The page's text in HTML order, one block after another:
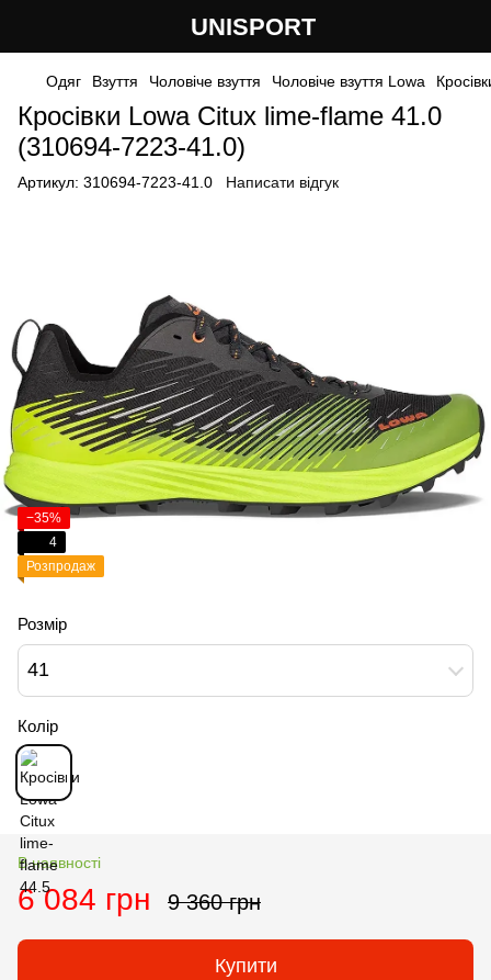
UNISPORT
Одяг Взуття Чоловіче взуття Чоловіче взуття Lowa
Кросівки Lowa Citux lime-flame 41.0
(310694-7223-41.0)
Артикул: 310694-7223-41.0 Написати відгук
−35%
4
Розпродаж
Розмір
41
Колір
В наявності
6 084 грн 9 360 грн
Купити